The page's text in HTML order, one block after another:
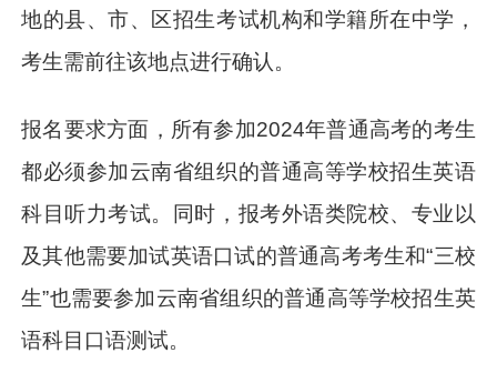
地的县、市、区招生考试机构和学籍所在中学，
考生需前往该地点进行确认。
报名要求方面，所有参加2024年普通高考的考生
都必须参加云南省组织的普通高等学校招生英语
科目听力考试。同时，报考外语类院校、专业以
及其他需要加试英语口试的普通高考考生和“三校
生”也需要参加云南省组织的普通高等学校招生英
语科目口语测试。